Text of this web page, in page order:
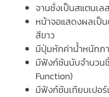
จานชั่งเป็นสแตนเล
หน้าจอแสดงผลเป็
สีขาว
มีปุ่มหักค่าน้ำหนักภ
มีฟังก์ชันนับจำนวน
Function)
มีฟังก์ชันเทียบเปอ